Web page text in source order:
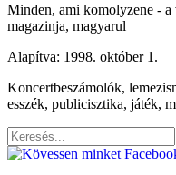
Minden, ami komolyzene - a
magazinja, magyarul
Alapítva: 1998. október 1.
Koncertbeszámolók,
esszék, publicisztika, játék,